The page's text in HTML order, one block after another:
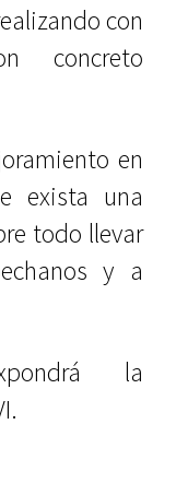
con
concreto
en
exista una
todo llevar
y a
la